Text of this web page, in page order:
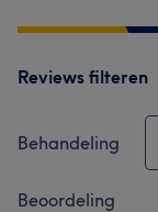
Reviews filteren
Behandeling
Beoordeling